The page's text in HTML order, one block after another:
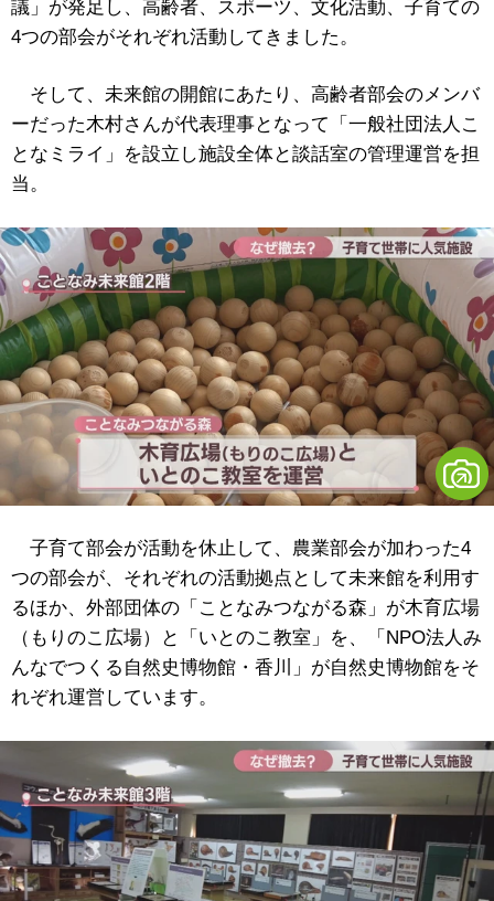
議」が発足し、高齢者、スポーツ、文化活動、子育ての
4つの部会がそれぞれ活動してきました。
そして、未来館の開館にあたり、高齢者部会のメンバ
ーだった木村さんが代表理事となって「一般社団法人こ
となミライ」を設立し施設全体と談話室の管理運営を担
当。
子育て部会が活動を休止して、農業部会が加わった4
つの部会が、それぞれの活動拠点として未来館を利用す
るほか、外部団体の「ことなみつながる森」が木育広場
（もりのこ広場）と「いとのこ教室」を、「NPO法人み
んなでつくる自然史博物館・香川」が自然史博物館をそ
れぞれ運営しています。